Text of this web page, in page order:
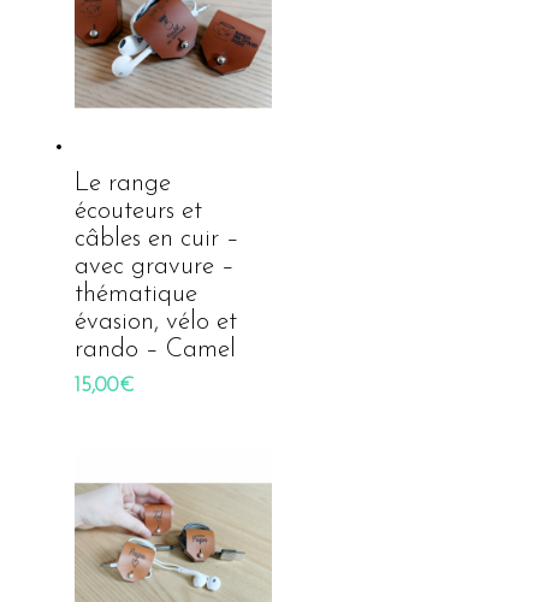
Le range
écouteurs et
câbles en cuir –
avec gravure –
thématique
évasion, vélo et
rando – Camel
15,00€